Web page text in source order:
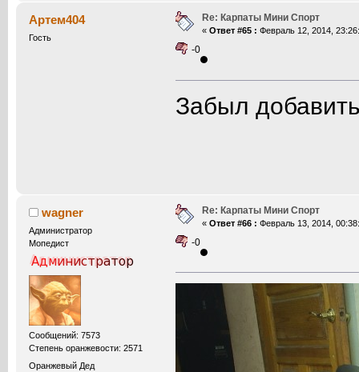
Артем404
Гость
Re: Карпаты Мини Спорт
« Ответ #65 : Февраль 12, 2014,
-0
Забыл
wagner
Администратор
Мопедист
Сообщений: 7573
Степень оранжевости: 2571
Оранжевый Дед
Re: Карпаты Мини Спорт
« Ответ #66 : Февраль 13, 2014,
-0